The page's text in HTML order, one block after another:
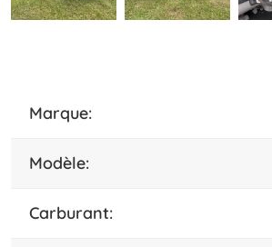
marque:
modèle:
carburant: